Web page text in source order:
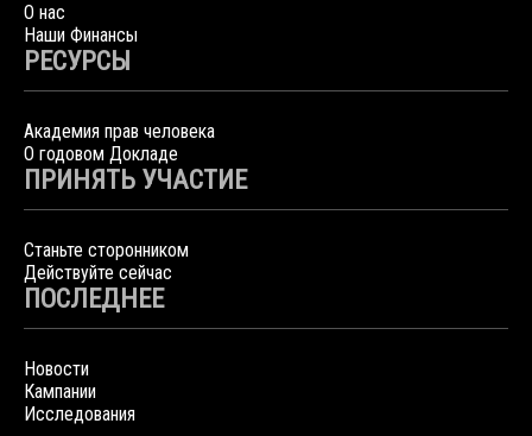
О нас
Наши Финансы
РЕСУРСЫ
Академия прав человека
О годовом Докладе
ПРИНЯТЬ УЧАСТИЕ
Станьте сторонником
Действуйте сейчас
ПОСЛЕДНЕЕ
Новости
Кампании
Исследования